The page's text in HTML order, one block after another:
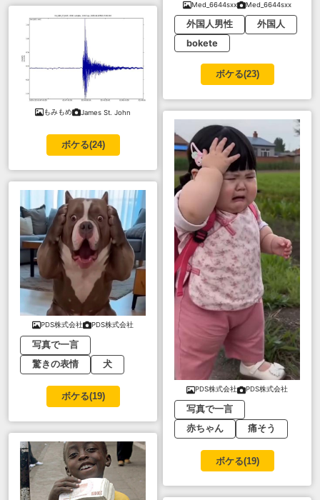
もみもめ James St. John
ボケる(24)
PDS株式会社 PDS株式会社
写真で一言
驚きの表情
犬
ボケる(19)
Med_6644sxx Med_6644sxx
外国人男性
外国人
bokete
ボケる(23)
PDS株式会社 PDS株式会社
写真で一言
赤ちゃん
痛そう
ボケる(19)